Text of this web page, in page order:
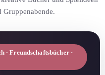
Gruppenabende.
· Freundschaftsbücher ·